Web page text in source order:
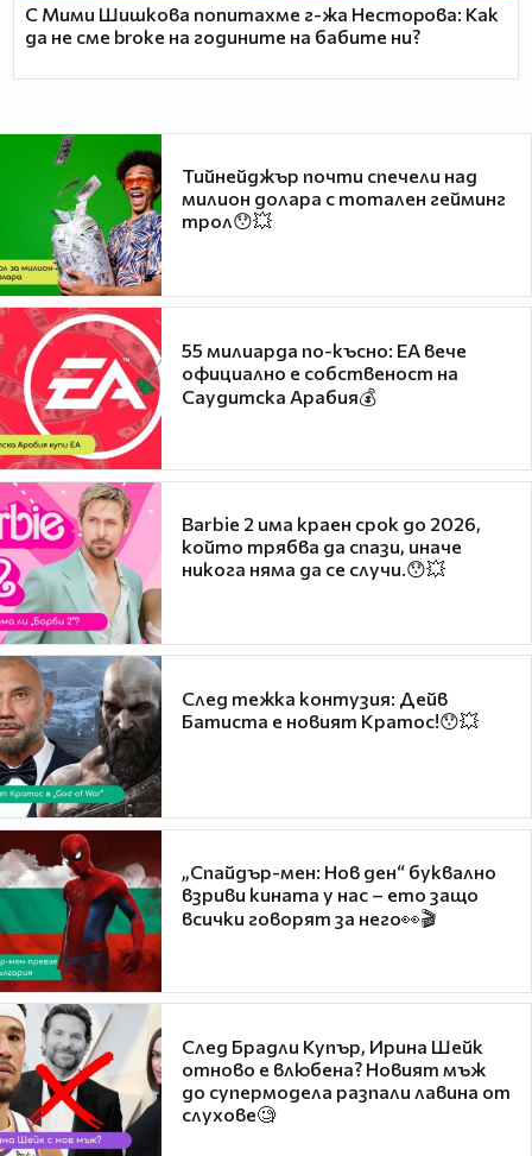
С Мими Шишкова попитахме г-жа Несторова: Как
да не сме broke на годините на бабите ни?
Тийнейджър почти спечели над
милион долара с тотален гейминг
трол😯💥
55 милиарда по-късно: EA вече
официално е собственост на
Саудитска Арабия💰
Barbie 2 има краен срок до 2026,
който трябва да спази, иначе
никога няма да се случи.😯💥
След тежка контузия: Дейв
Батиста е новият Кратос!😯💥
„Спайдър-мен: Нов ден“ буквално
взриви кината у нас – ето защо
всички говорят за него👀🎬
След Брадли Купър, Ирина Шейк
отново е влюбена? Новият мъж
до супермодела разпали лавина от
слухове🧐